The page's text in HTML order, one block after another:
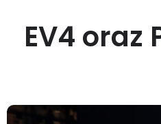
EV4 oraz